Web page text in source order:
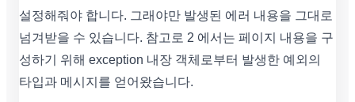
설정해줘야 합니다. 그래야만 발생된 에러 내용을 그대로
넘겨받을 수 있습니다. 참고로 2 에서는 페이지 내용을 구
성하기 위해 exception 내장 객체로부터 발생한 예외의
타입과 메시지를 얻어왔습니다.